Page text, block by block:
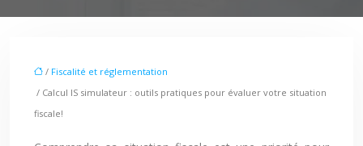
/ Fiscalité et réglementation
/ Calcul IS simulateur : outils pratiques pour évaluer votre situation
fiscale!